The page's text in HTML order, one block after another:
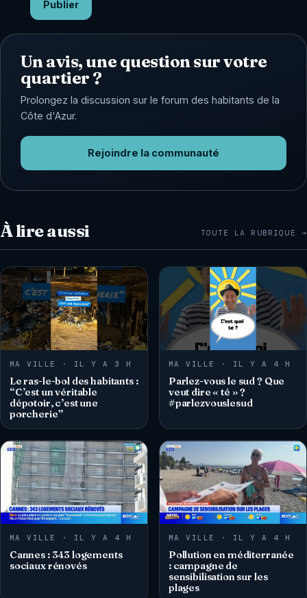
Publier
Un avis, une question sur votre
quartier ?
Prolongez la discussion sur le forum des habitants de la
Côte d'Azur.
Rejoindre la communauté
À lire aussi TOUTE LA RUBRIQUE →
MA VILLE · IL Y A 3 H
Le ras-le-bol des habitants :
“C’est un véritable
dépotoir, c’est une
porcherie”
MA VILLE · IL Y A 4 H
Parlez-vous le sud ? Que
veut dire « té » ?
#parlezvouslesud
MA VILLE · IL Y A 4 H
Cannes : 343 logements
sociaux rénovés
MA VILLE · IL Y A 4 H
Pollution en méditerranée
: campagne de
sensibilisation sur les
plages